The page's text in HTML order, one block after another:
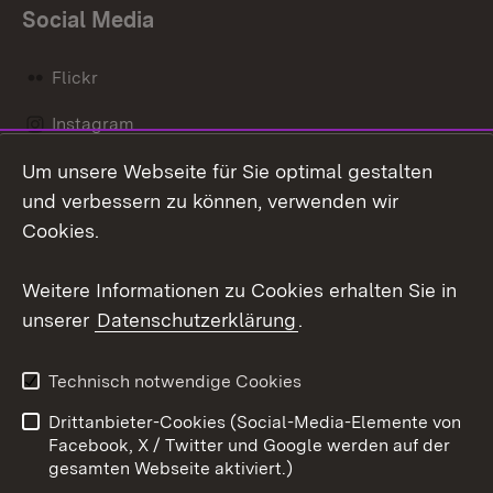
Social Media
Flickr
Instagram
Social Wall
Barrierefreiheit
Benutzungshinweise
Impressum
Cookies
Um unsere Webseite für Sie optimal gestalten
und verbessern zu können, verwenden wir
Cookies.
Weitere Informationen zu Cookies erhalten Sie in
unserer Datenschutzerklärung.
Technisch notwendige Cookies
Drittanbieter-Cookies (Social-Media-Elemente von
Facebook, X / Twitter und Google werden auf der
gesamten Webseite aktiviert.)